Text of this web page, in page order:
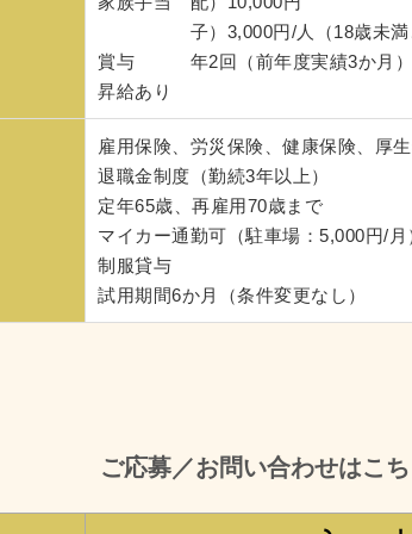
子）3,000円/人（18歳未満、
賞与 年2回（前年度実績3か月）
昇給あり
雇用保険、労災保険、健康保険、厚
退職金制度（勤続3年以上）
定年65歳、再雇用70歳まで
マイカー通勤可（駐車場：5,000円/月
制服貸与
試用期間6か月（条件変更なし）
ご応募／お問い合わせはこ